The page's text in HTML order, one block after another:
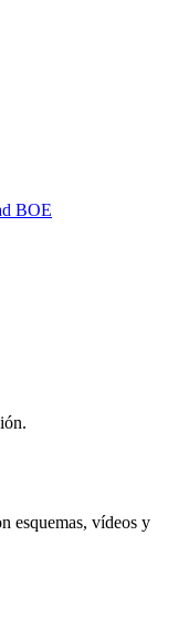
BOE
esquemas, vídeos y